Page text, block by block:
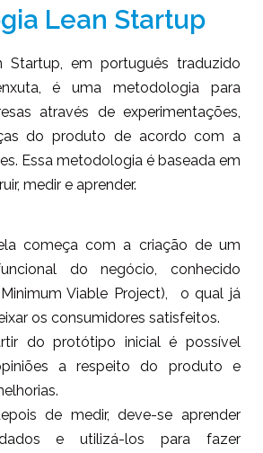
Lean Startup
Startup, em português traduzido
é uma metodologia para
através de experimentações,
do produto de acordo com a
Essa metodologia é baseada em
medir e aprender.
começa com a criação de um
do negócio, conhecido
Viable Project), o qual já
os consumidores satisfeitos.
do protótipo inicial é possível
a respeito do produto e
de medir, deve-se aprender
e utilizá-los para fazer